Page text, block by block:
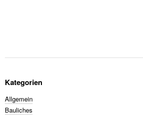
Kategorien
Allgemein
Bauliches